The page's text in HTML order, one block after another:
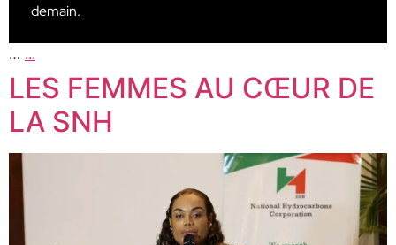
demain.
… ...
LES FEMMES AU CŒUR DE
LA SNH